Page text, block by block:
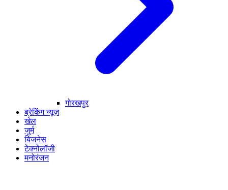
गोरखपुर
ब्रेकिंग न्यूज़
खेल
जुर्म
बिजनेस
टेक्नोलॉजी
मनोरंजन